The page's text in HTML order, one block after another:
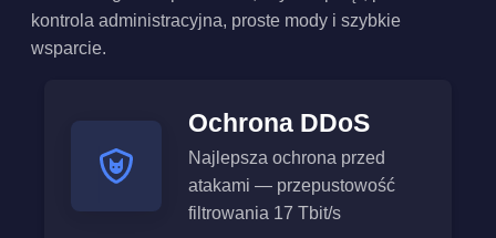
kontrola administracyjna, proste mody i szybkie
wsparcie.
Ochrona DDoS
Najlepsza ochrona przed
atakami — przepustowość
filtrowania 17 Tbit/s